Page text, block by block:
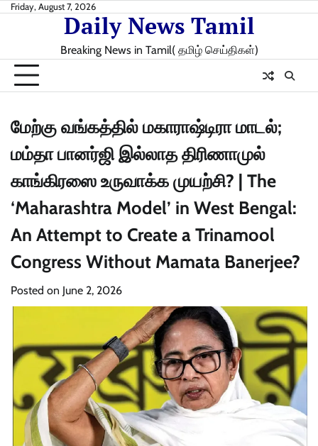
SkipFriday, August 7, 2026
Daily News Tamil
Breaking News in Tamil( தமிழ் செய்திகள்)
மேற்கு வங்கத்தில் மகாராஷ்டிரா மாடல்;
மம்தா பானர்ஜி இல்லாத திரிணாமுல்
காங்கிரஸை உருவாக்க முயற்சி? | The
‘Maharashtra Model’ in West Bengal:
An Attempt to Create a Trinamool
Congress Without Mamata Banerjee?
Posted on June 2, 2026